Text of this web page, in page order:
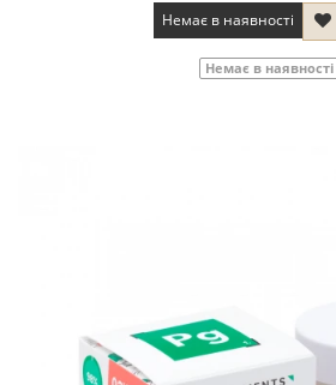
Немає в наявності
Немає в наявності